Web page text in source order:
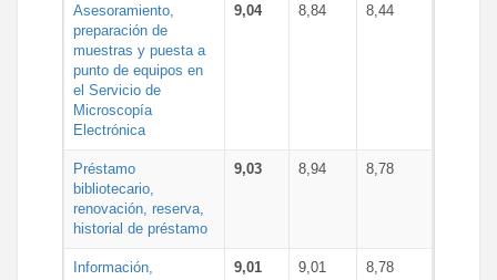
Asesoramiento,
preparación de
muestras y puesta a
punto de equipos en
el Servicio de
Microscopía
Electrónica
9,04 8,84 8,44
Préstamo
bibliotecario,
renovación, reserva,
historial de préstamo
9,03 8,94 8,78
Información,
9,01 9,01 8,78